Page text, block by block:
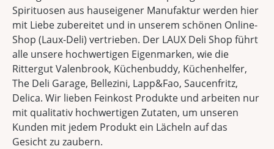
Spirituosen aus hauseigener Manufaktur werden hier
mit Liebe zubereitet und in unserem schönen Online-
Shop (Laux-Deli) vertrieben. Der LAUX Deli Shop führt
alle unsere hochwertigen Eigenmarken, wie die
Rittergut Valenbrook, Küchenbuddy, Küchenhelfer,
The Deli Garage, Bellezini, Lapp&Fao, Saucenfritz,
Delica. Wir lieben Feinkost Produkte und arbeiten nur
mit qualitativ hochwertigen Zutaten, um unseren
Kunden mit jedem Produkt ein Lächeln auf das
Gesicht zu zaubern.